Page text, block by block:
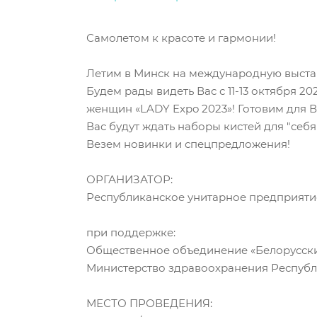
Самолетом к красоте и гармонии!
Летим в Минск на международную
Будем рады видеть Вас с 11-13 октября
женщин «LADY Expo 2023»! Готовим для
Вас будут ждать наборы кистей для
Везем новинки и спецпредложения!
ОРГАНИЗАТОР:
Республиканское унитарное
при поддержке:
Общественное объединение
Министерство здравоохранения
МЕСТО ПРОВЕДЕНИЯ: